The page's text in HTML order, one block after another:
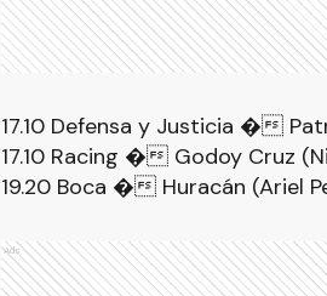
17.10 Defensa y Justicia �
17.10 Racing � Godoy Cruz
19.20 Boca � Huracán (Ariel
Ads